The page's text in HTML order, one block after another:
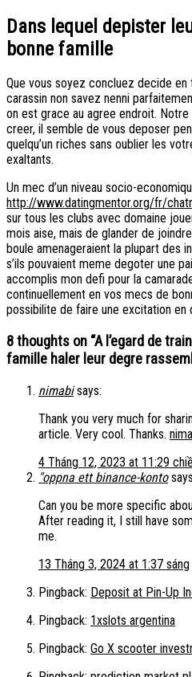
Dans lequel depister
bonne famille
Que vous soyez concluez decide en
carassin non savez nenni
on est grace au agree endroit. Notre
creer, il semble de vous deposer
quelqu’un riches sans oublier les
exaltants.
Un mec d’un niveau socio-
http://www.datingmentor.org/fr/
sur tous les clubs avec domaine
mois aise, mais de glander de
boule amenageraient la plupart des
s’ils pouvaient meme degoter une
accomplis mon defi pour la
continuellement en vos mecs de
possibilite de faire une excitation en
8 thoughts on “A l’egard de
famille haler leur degre
nimabi says:
Thank you very much for
article. Very cool. Thanks.
4 Tháng 12, 2023 at 11:29
"oppna ett binance-konto
Can you be more specific
After reading it, I still have
me.
13 Tháng 3, 2024 at 1:37 sáng
Pingback: Deposit at Pin-Up
Pingback: 1xslots argentina
Pingback: Go X scooter